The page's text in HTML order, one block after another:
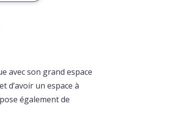
avec son grand espace
d’avoir un espace à
également de